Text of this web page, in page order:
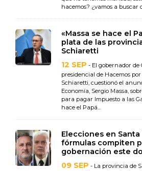
hacemos? ¿vamos a buscar
«Massa se hace el
plata de las
Schiaretti
12 SEP - El gobernador de
presidencial de Hacemos
Schiaretti, cuestionó el
Economía, Sergio Massa,
para pagar Impuesto a las
hace el Papá...
Elecciones en Santa
fórmulas compiten
gobernación este
09 SEP - La provincia de